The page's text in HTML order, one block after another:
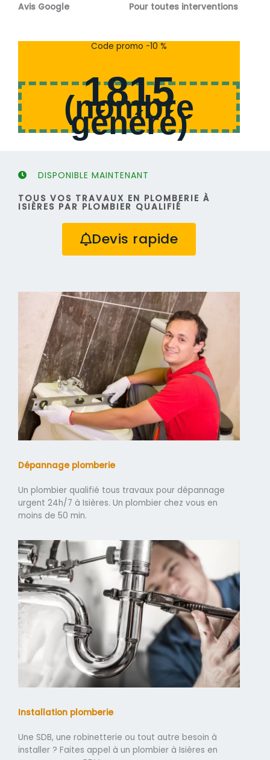
s
Avis Google
s
Pour toutes interventions
Code promo -10 %
1815
(nombre
généré)
DISPONIBLE MAINTENANT
TOUS VOS TRAVAUX EN PLOMBERIE À
ISIÈRES PAR PLOMBIER QUALIFIÉ
Devis rapide
Dépannage plomberie
Un plombier qualifié tous travaux pour dépannage
urgent 24h/7 à Isières. Un plombier chez vous en
moins de 50 min.
Installation plomberie
Une SDB, une robinetterie ou tout autre besoin à
installer ? Faites appel à un plombier à Isières en